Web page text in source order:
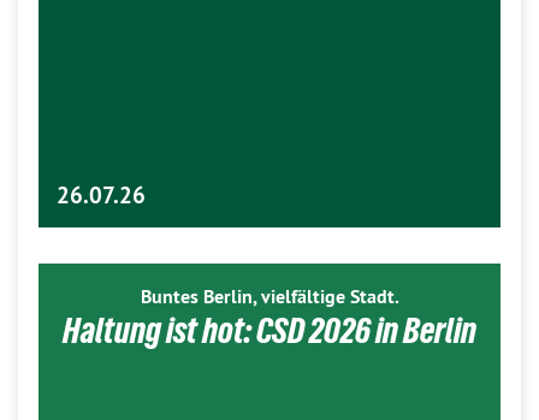
26.07.26
Buntes Berlin, vielfältige Stadt.
Haltung ist hot: CSD 2026 in Berlin